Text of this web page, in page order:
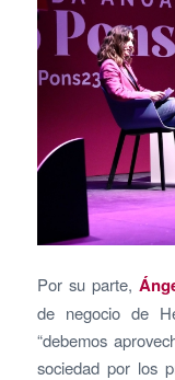
Por su parte,
de negocio de
“debemos
sociedad por los